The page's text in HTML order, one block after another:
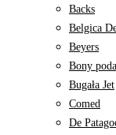
Backs
Belgica
Beyers
Bony
Bugała Jet
Comed
De